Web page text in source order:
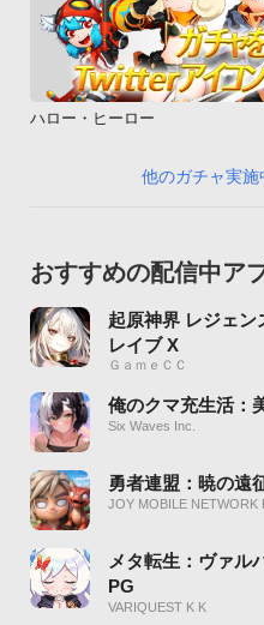
ハロー・ヒーロー
他のガチャ実施
おすすめの配信中ア
起原神界 レジェ
レイブ X
ＧａｍｅＣＣ
俺のクマ充生活：
Six Waves Inc.
勇者連盟：暁の遠
JOY MOBILE NETWORK
メタ転生：ヴァル
PG
VARIQUEST K K